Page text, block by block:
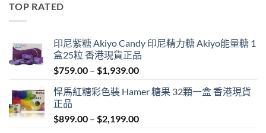
TOP RATED
印尼紫糖 Akiyo Candy 印尼精力糖 Akiyo能量糖 1
盒25粒 香港現貨正品
$759.00 – $1,939.00Price
$759.00
$1,939.00
悍馬紅糖彩色裝 Hamer 糖果 32顆一盒 香港現貨
正品
$899.00 – $2,199.00Price